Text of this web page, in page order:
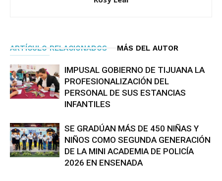
ARTÍCULO RELACIONADOS MÁS DEL AUTOR
IMPUSAL GOBIERNO DE TIJUANA LA
PROFESIONALIZACIÓN DEL
PERSONAL DE SUS ESTANCIAS
INFANTILES
SE GRADÚAN MÁS DE 450 NIÑAS Y
NIÑOS COMO SEGUNDA GENERACIÓN
DE LA MINI ACADEMIA DE POLICÍA
2026 EN ENSENADA